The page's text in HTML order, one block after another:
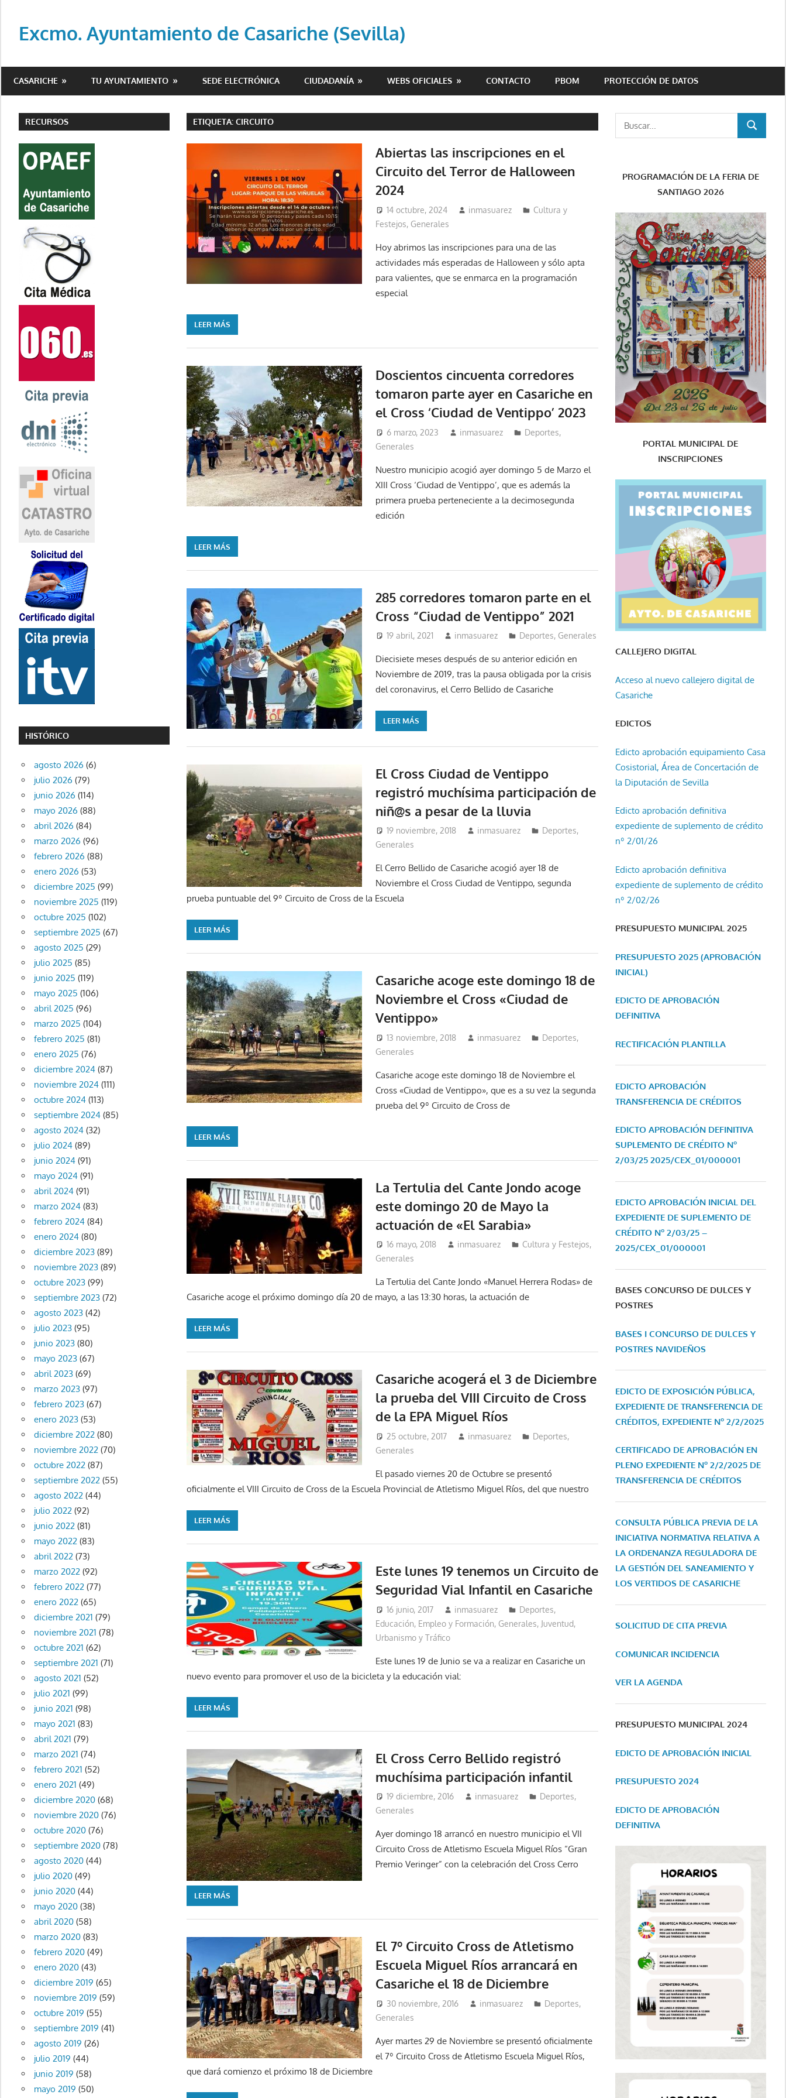
contenido
Excmo. Ayuntamiento de Casariche (Sevilla)
del
de
Casariche
CASARICHE TU AYUNTAMIENTO SEDE ELECTRÓNICA CIUDADANÍA WEBS OFICIALES CONTACTO PBOM PROTECCIÓN DE DATOS
ETIQUETA:CIRCUITO
Abiertas las inscripciones en el
Circuito del Terror de Halloween
2024
14 octubre, 2024 inmasuarez
Cultura y
Festejos, Generales
Hoy abrimos las inscripciones para una de las
actividades más esperadas de Halloween y sólo apta
para valientes, que se enmarca en la programación
especial
LEER MÁS
Doscientos cincuenta corredores
tomaron parte ayer en Casariche en
el Cross ‘Ciudad de Ventippo’ 2023
6 marzo, 2023 inmasuarez Deportes,
Generales
Nuestro municipio acogió ayer domingo 5 de Marzo el
XIII Cross ‘Ciudad de Ventippo’, que es además la
primera prueba perteneciente a la decimosegunda
edición
LEER MÁS
285 corredores tomaron parte en el
Cross “Ciudad de Ventippo” 2021
19 abril, 2021 inmasuarez Deportes, Generales
Diecisiete meses después de su anterior edición en
Noviembre de 2019, tras la pausa obligada por la crisis
del coronavirus, el Cerro Bellido de Casariche
LEER MÁS
El Cross Ciudad de Ventippo
registró muchísima participación de
niñ@s a pesar de la lluvia
19 noviembre, 2018 inmasuarez Deportes,
Generales
El Cerro Bellido de Casariche acogió ayer 18 de
Noviembre el Cross Ciudad de Ventippo, segunda
prueba puntuable del 9º Circuito de Cross de la Escuela
LEER MÁS
Casariche acoge este domingo 18 de
Noviembre el Cross «Ciudad de
Ventippo»
13 noviembre, 2018 inmasuarez Deportes,
Generales
Casariche acoge este domingo 18 de Noviembre el
Cross «Ciudad de Ventippo», que es a su vez la segunda
prueba del 9º Circuito de Cross de
LEER MÁS
La Tertulia del Cante Jondo acoge
este domingo 20 de Mayo la
actuación de «El Sarabia»
16 mayo, 2018 inmasuarez Cultura y Festejos,
Generales
La Tertulia del Cante Jondo «Manuel Herrera Rodas» de
Casariche acoge el próximo domingo día 20 de mayo, a las 13:30 horas, la actuación de
LEER MÁS
Casariche acogerá el 3 de Diciembre
la prueba del VIII Circuito de Cross
de la EPA Miguel Ríos
25 octubre, 2017 inmasuarez Deportes,
Generales
El pasado viernes 20 de Octubre se presentó
oficialmente el VIII Circuito de Cross de la Escuela Provincial de Atletismo Miguel Ríos, del que nuestro
LEER MÁS
Este lunes 19 tenemos un Circuito de
Seguridad Vial Infantil en Casariche
16 junio, 2017 inmasuarez Deportes,
Educación, Empleo y Formación, Generales, Juventud,
Urbanismo y Tráfico
Este lunes 19 de Junio se va a realizar en Casariche un
nuevo evento para promover el uso de la bicicleta y la educación vial:
LEER MÁS
El Cross Cerro Bellido registró
muchísima participación infantil
19 diciembre, 2016 inmasuarez Deportes,
Generales
Ayer domingo 18 arrancó en nuestro municipio el VII
Circuito Cross de Atletismo Escuela Miguel Ríos “Gran
Premio Veringer” con la celebración del Cross Cerro
LEER MÁS
El 7º Circuito Cross de Atletismo
Escuela Miguel Ríos arrancará en
Casariche el 18 de Diciembre
30 noviembre, 2016 inmasuarez Deportes,
Generales
Ayer martes 29 de Noviembre se presentó oficialmente
el 7º Circuito Cross de Atletismo Escuela Miguel Ríos,
que dará comienzo el próximo 18 de Diciembre
RECURSOS
HISTÓRICO
agosto 2026 (6)
julio 2026 (79)
junio 2026 (114)
mayo 2026 (88)
abril 2026 (84)
marzo 2026 (96)
febrero 2026 (88)
enero 2026 (53)
diciembre 2025 (99)
noviembre 2025 (119)
octubre 2025 (102)
septiembre 2025 (67)
agosto 2025 (29)
julio 2025 (85)
junio 2025 (119)
mayo 2025 (106)
abril 2025 (96)
marzo 2025 (104)
febrero 2025 (81)
enero 2025 (76)
diciembre 2024(87)
noviembre 2024(111)
octubre 2024(113)
septiembre 2024(85)
agosto 2024(32)
julio 2024(89)
junio 2024(91)
mayo 2024(91)
abril 2024(91)
marzo 2024(83)
febrero 2024(84)
enero 2024(80)
diciembre 2023(89)
noviembre 2023(89)
octubre 2023(99)
septiembre 2023(72)
agosto 2023(42)
julio 2023(95)
junio 2023(80)
mayo 2023(67)
abril 2023(69)
marzo 2023(97)
febrero 2023(67)
enero 2023(53)
diciembre 2022(80)
noviembre 2022(70)
octubre 2022(87)
septiembre 2022(55)
agosto 2022(44)
julio 2022(92)
junio 2022(81)
mayo 2022(83)
abril 2022(73)
marzo 2022(92)
febrero 2022(77)
enero 2022(65)
diciembre 2021 (79)
noviembre 2021 (78)
octubre 2021 (62)
septiembre 2021 (71)
agosto 2021 (52)
julio 2021 (99)
junio 2021 (98)
mayo 2021 (83)
abril 2021 (79)
marzo 2021 (74)
febrero 2021 (52)
enero 2021 (49)
diciembre 2020(68)
noviembre 2020(76)
octubre 2020(76)
septiembre 2020(78)
agosto 2020(44)
julio 2020(49)
junio 2020(44)
mayo 2020(38)
abril 2020(58)
marzo 2020(83)
febrero 2020(49)
enero 2020(43)
diciembre 2019 (65)
noviembre 2019 (59)
octubre 2019 (55)
septiembre 2019 (41)
agosto 2019 (26)
julio 2019 (44)
junio 2019 (58)
mayo 2019 (50)
BUSCAR
PROGRAMACIÓN DE LA FERIA DE
SANTIAGO 2026
PORTAL MUNICIPAL DE
INSCRIPCIONES
CALLEJERO DIGITAL
Acceso al nuevo callejero digital de
Casariche
EDICTOS
Edicto aprobación equipamiento Casa
Cosistorial, Área de Concertación de
la Diputación de Sevilla
Edicto aprobación definitiva
expediente de suplemento de crédito
nº 2/01/26
Edicto aprobación definitiva
expediente de suplemento de crédito
nº 2/02/26
PRESUPUESTO MUNICIPAL 2025
PRESUPUESTO 2025 (APROBACIÓN
INICIAL)
EDICTO DE APROBACIÓN
DEFINITIVA
RECTIFICACIÓN PLANTILLA
EDICTO APROBACIÓN
TRANSFERENCIA DE CRÉDITOS
EDICTO APROBACIÓN DEFINITIVA
SUPLEMENTO DE CRÉDITO Nº
2/03/25 2025/CEX_01/000001
EDICTO APROBACIÓN INICIAL DEL
EXPEDIENTE DE SUPLEMENTO DE
CRÉDITO Nº 2/03/25 –
2025/CEX_01/000001
BASES CONCURSO DE DULCES Y
POSTRES
BASES I CONCURSO DE DULCES Y
POSTRES NAVIDEÑOS
EDICTO DE EXPOSICIÓN PÚBLICA,
EXPEDIENTE DE TRANSFERENCIA DE
CRÉDITOS, EXPEDIENTE Nº 2/2/2025
CERTIFICADO DE APROBACIÓN EN
PLENO EXPEDIENTE Nº 2/2/2025 DE
TRANSFERENCIA DE CRÉDITOS
CONSULTA PÚBLICA PREVIA DE LA
INICIATIVA NORMATIVA RELATIVA A
LA ORDENANZA REGULADORA DE
LA GESTIÓN DEL SANEAMIENTO Y
LOS VERTIDOS DE CASARICHE
SOLICITUD DE CITA PREVIA
COMUNICAR INCIDENCIA
VER LA AGENDA
PRESUPUESTO MUNICIPAL 2024
EDICTO DE APROBACIÓN INICIAL
PRESUPUESTO 2024
EDICTO DE APROBACIÓN
DEFINITIVA